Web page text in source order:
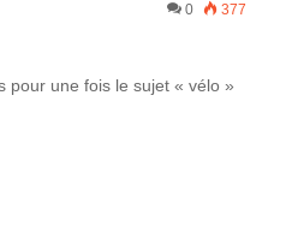
0 377
pour une fois le sujet « vélo »